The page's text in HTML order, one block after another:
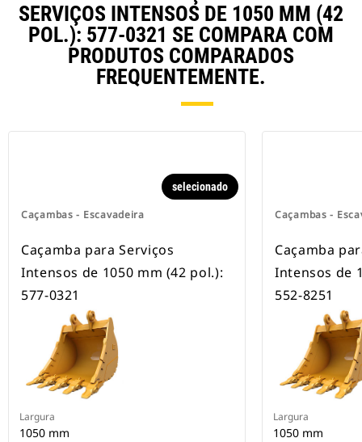
SERVIÇOS INTENSOS DE 1050 MM (42
POL.): 577-0321 SE COMPARA COM
PRODUTOS COMPARADOS
FREQUENTEMENTE.
Caçambas - Escavadeira
selecionado
Caçamba para Serviços
Intensos de 1050 mm (42 pol.):
577-0321
Largura
1050 mm
Caçambas -
Caçamba
Intensos de
552-8251
Largura
1050 mm